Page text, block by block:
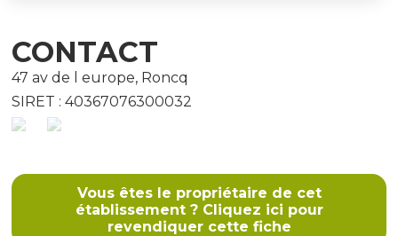
Vous êtes le propriétaire de cet
établissement ? Cliquez ici pour
revendiquer cette fiche
CONTACT
47 av de l europe, Roncq
SIRET : 40367076300032